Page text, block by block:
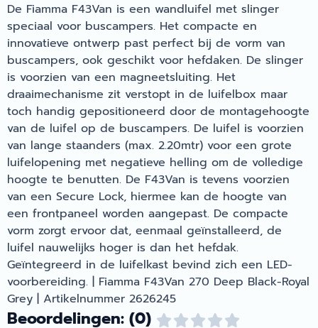
De Fiamma F43Van is een wandluifel met slinger
speciaal voor buscampers. Het compacte en
innovatieve ontwerp past perfect bij de vorm van
buscampers, ook geschikt voor hefdaken. De slinger
is voorzien van een magneetsluiting. Het
draaimechanisme zit verstopt in de luifelbox maar
toch handig gepositioneerd door de montagehoogte
van de luifel op de buscampers. De luifel is voorzien
van lange staanders (max. 2.20mtr) voor een grote
luifelopening met negatieve helling om de volledige
hoogte te benutten. De F43Van is tevens voorzien
van een Secure Lock, hiermee kan de hoogte van
een frontpaneel worden aangepast. De compacte
vorm zorgt ervoor dat, eenmaal geïnstalleerd, de
luifel nauwelijks hoger is dan het hefdak.
Geïntegreerd in de luifelkast bevind zich een LED-
voorbereiding. | Fiamma F43Van 270 Deep Black-Royal
Grey | Artikelnummer 2626245
Beoordelingen: (0)